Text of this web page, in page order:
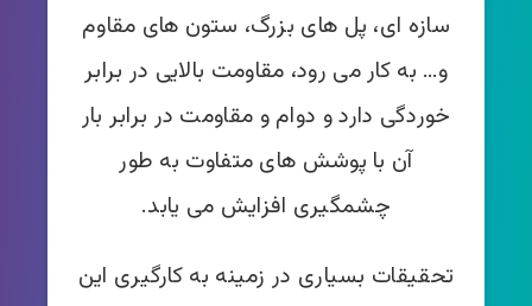
سازه ای، پل های بزرگ، ستون های مقاوم
و… به کار می رود، مقاومت بالایی در برابر
خوردگی دارد و دوام و مقاومت در برابر بار
آن با پوشش های متفاوت به طور
چشمگیری افزایش می یابد.
تحقیقات بسیاری در زمینه به کارگیری این